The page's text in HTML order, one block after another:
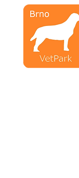
Veterinární klinika